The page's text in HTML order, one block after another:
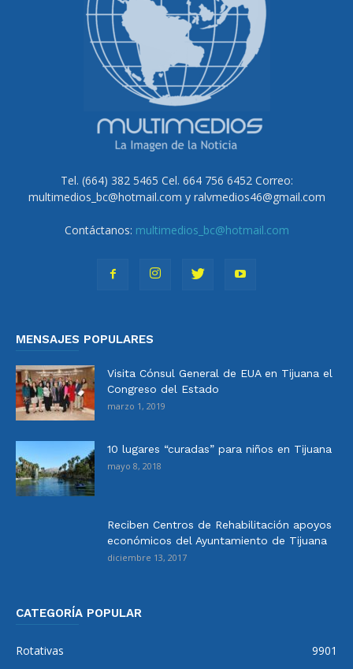
Tel. (664) 382 5465 Cel. 664 756 6452 Correo:
multimedios_bc@hotmail.com y ralvmedios46@gmail.com
Contáctanos: multimedios_bc@hotmail.com
MENSAJES POPULARES
Visita Cónsul General de EUA en Tijuana el
Congreso del Estado
marzo 1, 2019
10 lugares “curadas” para niños en Tijuana
mayo 8, 2018
Reciben Centros de Rehabilitación apoyos
económicos del Ayuntamiento de Tijuana
diciembre 13, 2017
CATEGORÍA POPULAR
Rotativas
9901